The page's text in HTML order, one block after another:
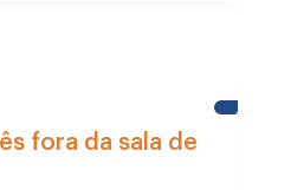
fora da sala de